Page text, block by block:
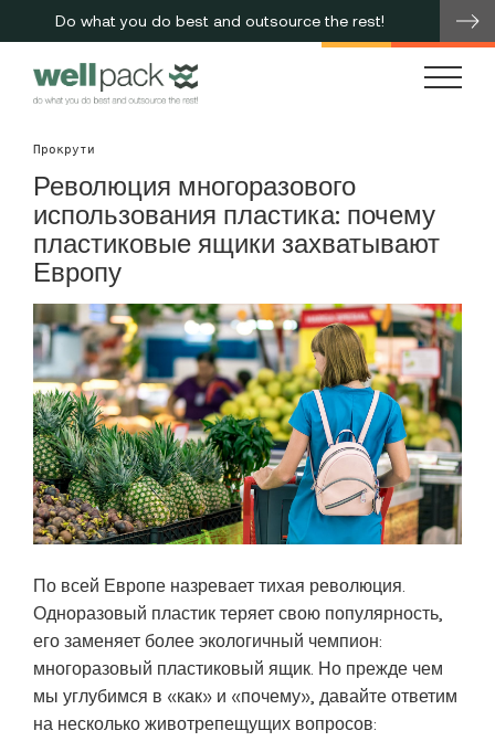
Do what you do best and outsource the rest!
Прокрути
Революция многоразового
использования пластика: почему
пластиковые ящики захватывают
Европу
По всей Европе назревает тихая революция.
Одноразовый пластик теряет свою популярность,
его заменяет более экологичный чемпион:
многоразовый пластиковый ящик. Но прежде чем
мы углубимся в «как» и «почему», давайте ответим
на несколько животрепещущих вопросов: